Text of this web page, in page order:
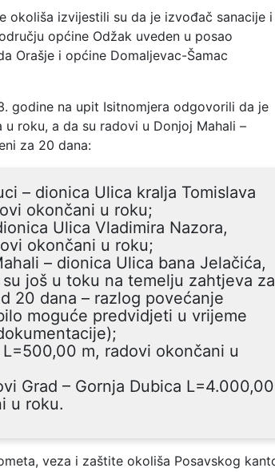
okoliša izvijestili su da je izvođač sanacije i
općine Odžak uveden u posao
Orašje i općine Domaljevac-Šamac
godine na upit Isitnomjera odgovorili da je
roku, a da su radovi u Donjoj Mahali –
za 20 dana:
– dionica Ulica kralja Tomislava
okončani u roku;
Ulica Vladimira Nazora,
okončani u roku;
– dionica Ulica bana Jelačića,
još u toku na temelju zahtjeva za
20 dana – razlog povećanje
moguće predvidjeti u vrijeme
m, radovi okončani u
Grad – Gornja Dubica L=4.000,00
u roku.
veza i zaštite okoliša Posavskog